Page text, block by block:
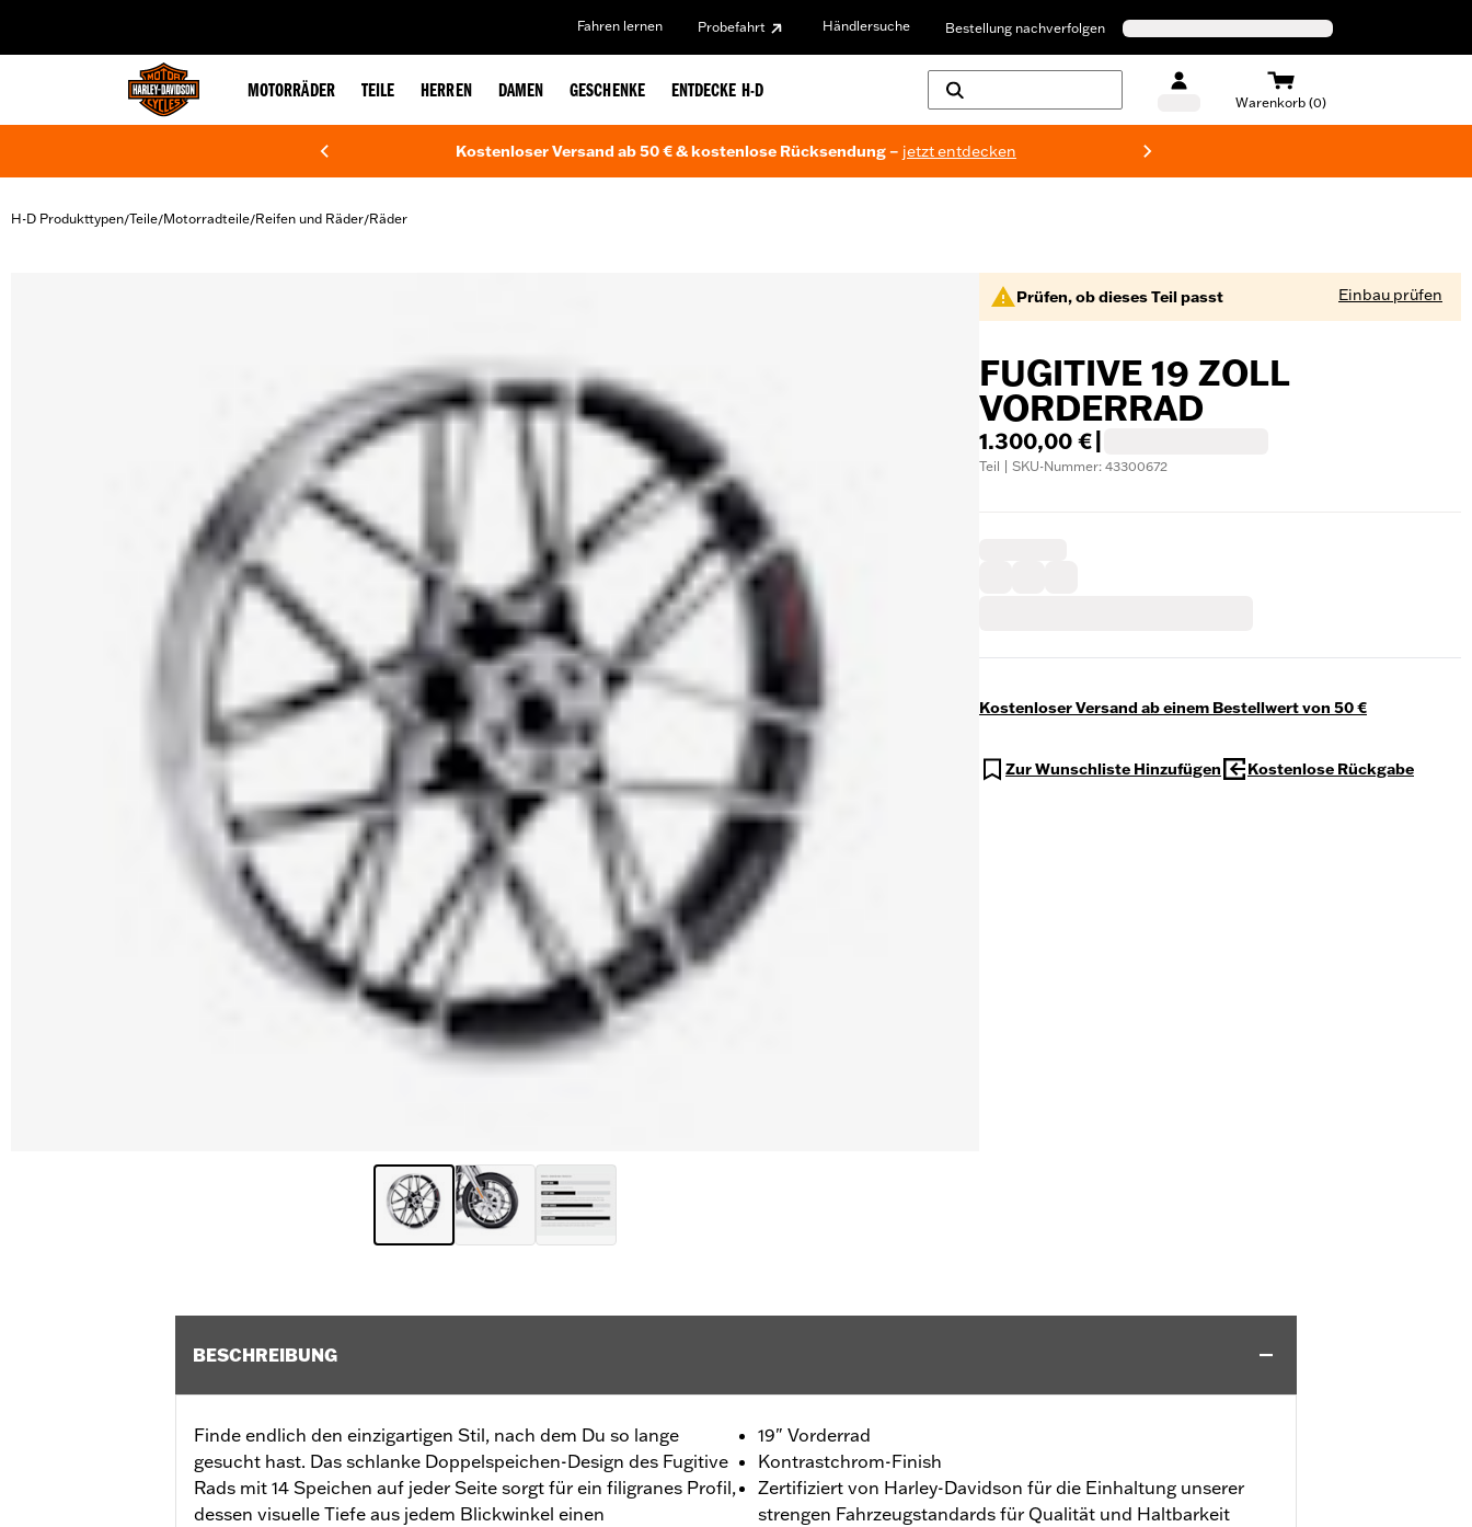
Fahren lernen Probefahrt Händlersuche Bestellung nachverfolgen
MOTORRÄDER TEILE HERREN DAMEN GESCHENKE ENTDECKE H-D
Warenkorb (0)
Kostenloser Versand ab 50 € & kostenlose Rücksendung – jetzt entdecken
H-D Produkttypen/Teile/Motorradteile/Reifen und Räder/Räder
Prüfen, ob dieses Teil passt Einbau prüfen
FUGITIVE 19 ZOLL
VORDERRAD
1.300,00 €
Teil | SKU-Nummer: 43300672
Kostenloser Versand ab einem Bestellwert von 50 €
Zur Wunschliste Hinzufügen Kostenlose Rückgabe
BESCHREIBUNG
Finde endlich den einzigartigen Stil, nach dem Du so lange
gesucht hast. Das schlanke Doppelspeichen-Design des Fugitive
Rads mit 14 Speichen auf jeder Seite sorgt für ein filigranes Profil,
dessen visuelle Tiefe aus jedem Blickwinkel einen
19" Vorderrad
Kontrastchrom-Finish
Zertifiziert von Harley-Davidson für die Einhaltung unserer
strengen Fahrzeugstandards für Qualität und Haltbarkeit